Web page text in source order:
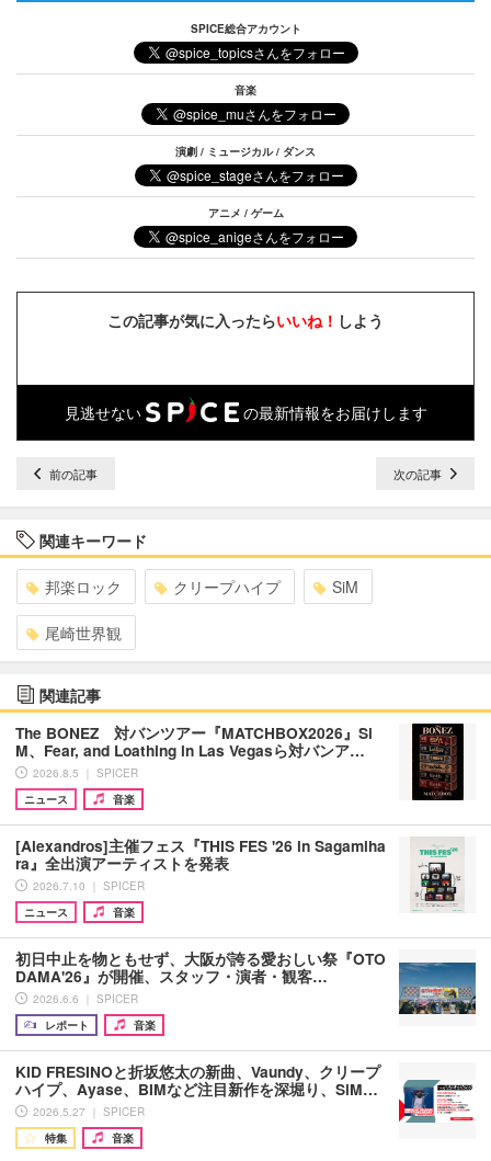
SPICE総合アカウント
音楽
演劇 / ミュージカル / ダンス
アニメ / ゲーム
この記事が気に入ったらいいね！ しよう
見逃せない の最新情報をお届けします
前の記事 次の記事
関連キーワード
邦楽ロック クリープハイプ SiM
尾崎世界観
関連記事
The BONEZ 対バンツアー『MATCHBOX2026』Si
M、Fear, and Loathing in Las Vegasら対バンア…
2026.8.5 ｜ SPICER
ニュース
音楽
[Alexandros]主催フェス『THIS FES '26 in Sagamiha
ra』全出演アーティストを発表
2026.7.10 ｜ SPICER
ニュース
音楽
初日中止を物ともせず、大阪が誇る愛おしい祭『OTO
DAMA'26』が開催、スタッフ・演者・観客…
2026.6.6 ｜ SPICER
レポート
音楽
KID FRESINOと折坂悠太の新曲、Vaundy、クリープ
ハイプ、Ayase、BIMなど注目新作を深堀り、SiM…
2026.5.27 ｜ SPICER
特集
音楽